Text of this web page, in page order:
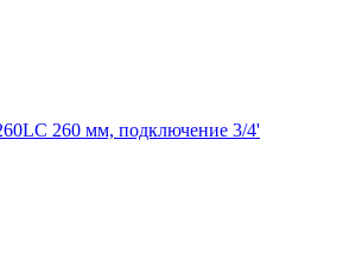
260 мм, подключение 3/4'